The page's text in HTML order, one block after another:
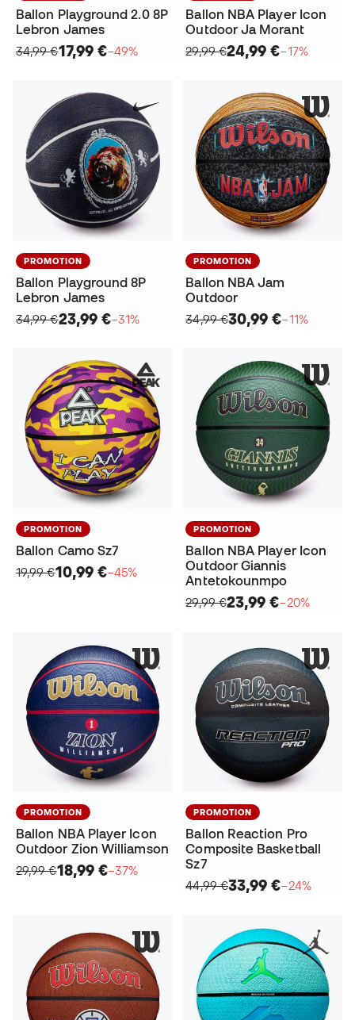
Ballon Playground 2.0 8P
Lebron James
34,99 €17,99 €−49%
Ballon NBA Player Icon
Outdoor Ja Morant
29,99 €24,99 €−17%
PROMOTION
Ballon Playground 8P
Lebron James
34,99 €23,99 €−31%
PROMOTION
Ballon NBA Jam
Outdoor
34,99 €30,99 €−11%
PROMOTION
Ballon Camo Sz7
19,99 €10,99 €−45%
PROMOTION
Ballon NBA Player Icon
Outdoor Giannis
Antetokounmpo
29,99 €23,99 €−20%
PROMOTION
Ballon NBA Player Icon
Outdoor Zion Williamson
29,99 €18,99 €−37%
PROMOTION
Ballon Reaction Pro
Composite Basketball
Sz7
44,99 €33,99 €−24%